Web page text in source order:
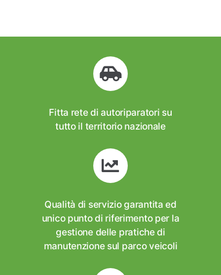
Fitta rete di autoriparatori su
tutto il territorio nazionale
Qualità di servizio garantita ed
unico punto di riferimento per la
gestione delle pratiche di
manutenzione sul parco veicoli